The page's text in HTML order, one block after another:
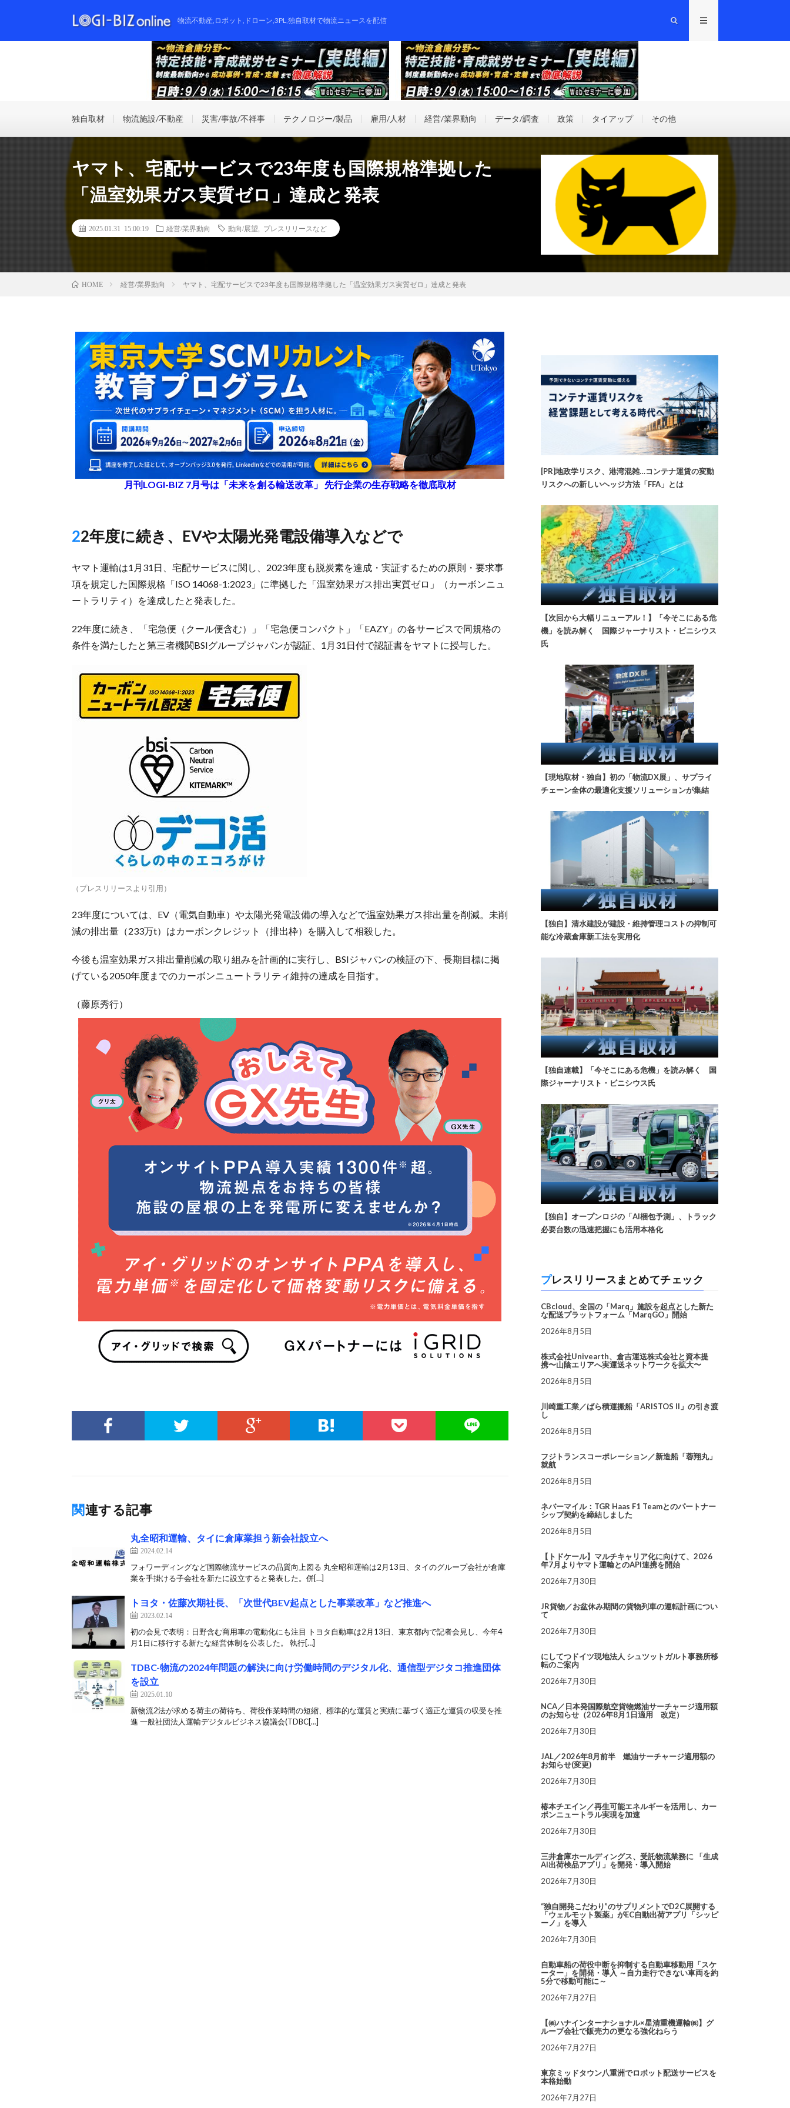
物流不動産,ロボット,ドローン,3PL,独自取材で物流ニュースを配信
独自取材 物流施設/不動産 災害/事故/不祥事 テクノロジー/製品 雇用/人材 経営/業界動向 データ/調査 政策 タイアップ その他
ヤマト、宅配サービスで23年度も国際規格準拠した
「温室効果ガス実質ゼロ」達成と発表
2025.01.31 15:00:19 経営/業界動向 動向/展望 プレスリリースなど
HOME 経営/業界動向 ヤマト、宅配サービスで23年度も国際規格準拠した「温室効果ガス実質ゼロ」達成と発表
月刊LOGI-BIZ 7月号は「未来を創る輸送改革」 先行企業の生存戦略を徹底取材
22年度に続き、EVや太陽光発電設備導入などで
ヤマト運輸は1月31日、宅配サービスに関し、2023年度も脱炭素を達成・実証するための原則・要求事
項を規定した国際規格「ISO 14068-1:2023」に準拠した「温室効果ガス排出実質ゼロ」（カーボンニュ
ートラリティ）を達成したと発表した。
22年度に続き、「宅急便（クール便含む）」「宅急便コンパクト」「EAZY」の各サービスで同規格の
条件を満たしたと第三者機関BSIグループジャパンが認証、1月31日付で認証書をヤマトに授与した。
（プレスリリースより引用）
23年度については、EV（電気自動車）や太陽光発電設備の導入などで温室効果ガス排出量を削減。未削
減の排出量（233万t）はカーボンクレジット（排出枠）を購入して相殺した。
今後も温室効果ガス排出量削減の取り組みを計画的に実行し、BSIジャパンの検証の下、長期目標に掲
げている2050年度までのカーボンニュートラリティ維持の達成を目指す。
（藤原秀行）
関連する記事
丸全昭和運輸、タイに倉庫業担う新会社設立へ
2024.02.14
フォワーディングなど国際物流サービスの品質向上図る 丸全昭和運輸は2月13日、タイのグループ会社が倉庫
業を手掛ける子会社を新たに設立すると発表した。併[…]
トヨタ・佐藤次期社長、「次世代BEV起点とした事業改革」など推進へ
2023.02.14
初の会見で表明：日野含む商用車の電動化にも注目 トヨタ自動車は2月13日、東京都内で記者会見し、今年4
月1日に移行する新たな経営体制を公表した。 執行[…]
TDBC-物流の2024年問題の解決に向け労働時間のデジタル化、通信型デジタコ推進団体
を設立
2025.01.10
新物流2法が求める荷主の荷待ち、荷役作業時間の短縮、標準的な運賃と実績に基づく適正な運賃の収受を推
進 一般社団法人運輸デジタルビジネス協議会(TDBC[…]
[PR]地政学リスク、港湾混雑…コンテナ運賃の変動
リスクへの新しいヘッジ方法「FFA」とは
【次回から大幅リニューアル！】「今そこにある危
機」を読み解く 国際ジャーナリスト・ビニシウス
氏
【現地取材・独自】初の「物流DX展」、サプライ
チェーン全体の最適化支援ソリューションが集結
【独自】清水建設が建設・維持管理コストの抑制可
能な冷蔵倉庫新工法を実用化
【独自連載】「今そこにある危機」を読み解く 国
際ジャーナリスト・ビニシウス氏
【独自】オープンロジの「AI梱包予測」、トラック
必要台数の迅速把握にも活用本格化
プレスリリースまとめてチェック
CBcloud、全国の「Marq」施設を起点とした新た
な配送プラットフォーム「MarqGO」開始
2026年8月5日
株式会社Univearth、倉吉運送株式会社と資本提
携〜山陰エリアへ実運送ネットワークを拡大〜
2026年8月5日
川崎重工業／ばら積運搬船「ARISTOS II」の引き渡
し
2026年8月5日
フジトランスコーポレーション／新造船「蓉翔丸」
就航
2026年8月5日
ネバーマイル：TGR Haas F1 Teamとのパートナー
シップ契約を締結しました
2026年8月5日
【トドケール】マルチキャリア化に向けて、2026
年7月よりヤマト運輸とのAPI連携を開始
2026年7月30日
JR貨物／お盆休み期間の貨物列車の運転計画につい
て
2026年7月30日
にしてつドイツ現地法人 シュツットガルト事務所移
転のご案内
2026年7月30日
NCA／日本発国際航空貨物燃油サーチャージ適用額
のお知らせ（2026年8月1日適用 改定）
2026年7月30日
JAL／2026年8月前半 燃油サーチャージ適用額の
お知らせ(変更)
2026年7月30日
椿本チエイン／再生可能エネルギーを活用し、カー
ボンニュートラル実現を加速
2026年7月30日
三井倉庫ホールディングス、受託物流業務に 「生成
AI出荷検品アプリ」を開発・導入開始
2026年7月30日
“独自開発こだわり”のサプリメントでD2C展開する
「ウェルモット製薬」がEC自動出荷アプリ「シッピ
ーノ」を導入
2026年7月30日
自動車船の荷役中断を抑制する自動車移動用「スケ
ーター」を開発・導入 ～自力走行できない車両を約
5分で移動可能に～
2026年7月27日
【㈱ハナインターナショナル×星清重機運輸㈱】グ
ループ会社で販売力の更なる強化ねらう
2026年7月27日
東京ミッドタウン八重洲でロボット配送サービスを
本格始動
2026年7月27日